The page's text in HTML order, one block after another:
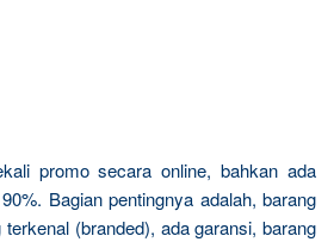
promo secara online, bahkan ada
Bagian pentingnya adalah, barang
(branded), ada garansi, barang